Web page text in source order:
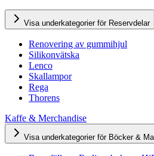
Visa underkategorier för Reservdelar
Renovering av gummihjul
Silikonvätska
Lenco
Skallampor
Rega
Thorens
Kaffe & Merchandise
Visa underkategorier för Böcker &